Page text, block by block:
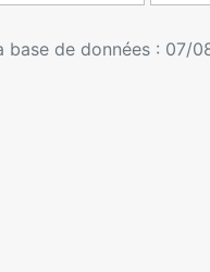
base de données : 07/